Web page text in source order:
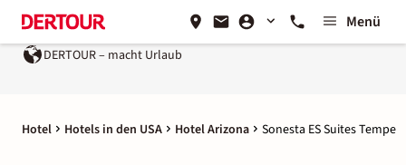
Menü
DERTOUR – macht Urlaub
Hotel Hotels in den USA Hotel Arizona Sonesta ES Suites Tempe